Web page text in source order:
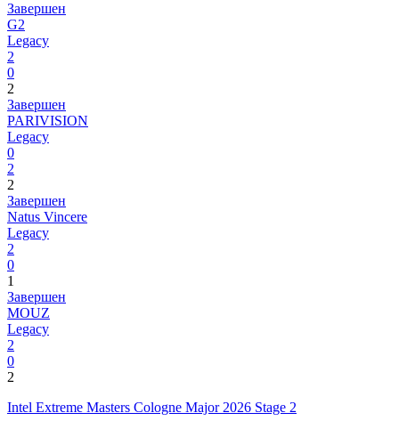
Завершен
G2
Legacy
2
0
2
Завершен
PARIVISION
Legacy
0
2
2
Завершен
Natus Vincere
Legacy
2
0
1
Завершен
MOUZ
Legacy
2
0
2
Intel Extreme Masters Cologne Major 2026 Stage 2